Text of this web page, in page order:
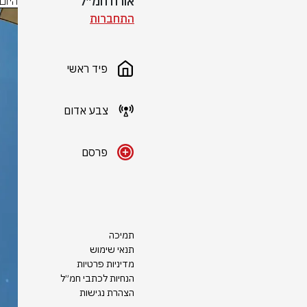
התחברות
פיד ראשי
צבע אדום
פרסם
תמיכה
תנאי שימוש
מדיניות פרטיות
הנחיות לכתבי חמ״ל
הצהרת נגישות